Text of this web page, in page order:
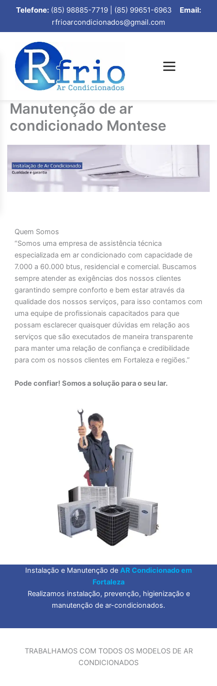
Telefone: (85) 98885-7719 | (85) 99651-6963 Email:
rfrioarcondicionados@gmail.com
Manutenção de ar
condicionado Montese
Quem Somos
“Somos uma empresa de assistência técnica
especializada em ar condicionado com capacidade de
7.000 a 60.000 btus, residencial e comercial. Buscamos
sempre atender as exigências dos nossos clientes
garantindo sempre conforto e bem estar através da
qualidade dos nossos serviços, para isso contamos com
uma equipe de profissionais capacitados para que
possam esclarecer quaisquer dúvidas em relação aos
serviços que são executados de maneira transparente
para manter uma relação de confiança e credibilidade
para com os nossos clientes em Fortaleza e regiões.”
Pode confiar! Somos a solução para o seu lar.
Instalação e Manutenção de AR Condicionado em
Fortaleza
Realizamos instalação, prevenção, higienização e
manutenção de ar-condicionados.
TRABALHAMOS COM TODOS OS MODELOS DE AR
CONDICIONADOS